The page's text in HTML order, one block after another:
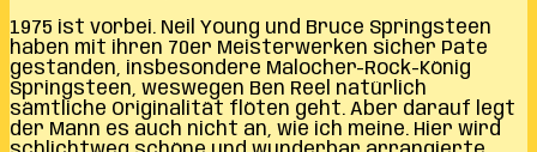
1975 ist vorbei. Neil Young und Bruce Springsteen
haben mit ihren 70er Meisterwerken sicher Pate
gestanden, insbesondere Malocher-Rock-König
Springsteen, weswegen Ben Reel natürlich
sämtliche Originalität flöten geht. Aber darauf legt
der Mann es auch nicht an, wie ich meine. Hier wird